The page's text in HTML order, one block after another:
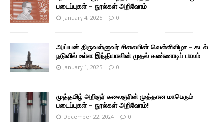
படைப்புகள் – நூல்கள் அறிவோம்
January 4, 2025 0
அய்யன் திருவள்ளுவர் சிலையின் வெள்ளிவிழா – கடல்
நடுவில் உள்ள இந்தியாவின் முதல் கண்ணாடிப் பாலம்
January 1, 2025 0
முத்தமிழ் அறிஞர் கலைஞரின் முத்தான மாபெரும்
படைப்புகள் – நூல்கள் அறிவோம்!
December 22, 2024 0